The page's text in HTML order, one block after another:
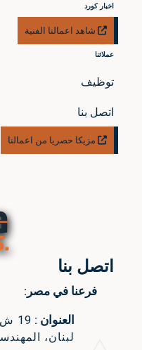
اخبار كورد
شاهد اعمالنا الفنية
عملائنا
توظيف
اتصل بنا
مزيكا حصريا من اعمالنا
اتصل بنا
فرعنا في مصر:
العنوان :
لبنان،